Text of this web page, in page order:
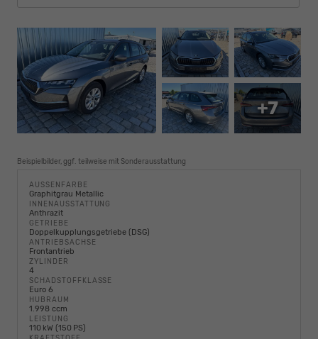
+7
Beispielbilder, ggf. teilweise mit Sonderausstattung
AUSSENFARBE
Graphitgrau Metallic
INNENAUSSTATTUNG
Anthrazit
GETRIEBE
Doppelkupplungsgetriebe (DSG)
ANTRIEBSACHSE
Frontantrieb
ZYLINDER
4
SCHADSTOFFKLASSE
Euro 6
HUBRAUM
1.998 ccm
LEISTUNG
110 kW (150 PS)